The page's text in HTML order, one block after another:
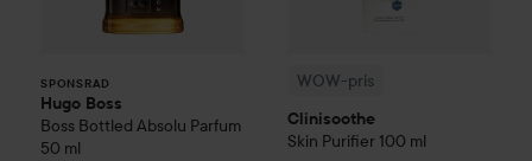
SPONSRAD
Hugo Boss
Boss Bottled Absolu Parfum
50 ml
WOW-pris
Clinisoothe
Skin Purifier 100 ml